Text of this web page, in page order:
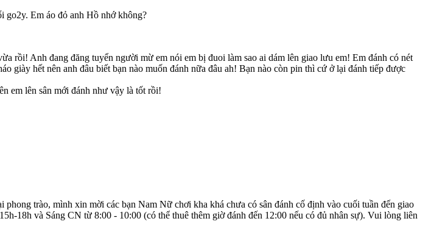
go2y. Em áo đỏ anh Hồ nhớ không?
rồi! Anh đang đăng tuyển người mừ em nói em bị đuoi làm sao ai dám lên giao lưu em! Em đánh có nét
giày hết nên anh đâu biết bạn nào muốn đánh nữa đâu ah! Bạn nào còn pin thì cứ ở lại đánh tiếp được
em lên sân mới đánh như vậy là tốt rồi!
trào, mình xin mời các bạn Nam Nữ chơi kha khá chưa có sân đánh cố định vào cuối tuần đến giao
18h và Sáng CN từ 8:00 - 10:00 (có thể thuê thêm giờ đánh đến 12:00 nếu có đủ nhân sự). Vui lòng liên